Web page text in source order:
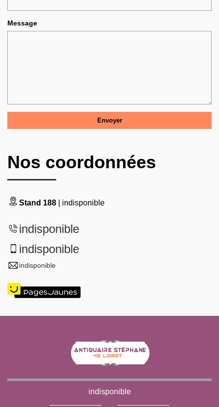
Message
Nos coordonnées
Stand 188 | indisponible
indisponible
indisponible
indisponible
indisponible